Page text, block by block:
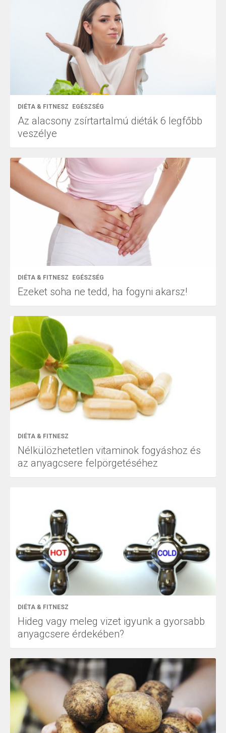
DIÉTA & FITNESZ EGÉSZSÉG
Az alacsony zsírtartalmú diéták 6 legfőbb
veszélye
DIÉTA & FITNESZ EGÉSZSÉG
Ezeket soha ne tedd, ha fogyni akarsz!
DIÉTA & FITNESZ
Nélkülözhetetlen vitaminok fogyáshoz és
az anyagcsere felpörgetéséhez
DIÉTA & FITNESZ
Hideg vagy meleg vizet igyunk a gyorsabb
anyagcsere érdekében?